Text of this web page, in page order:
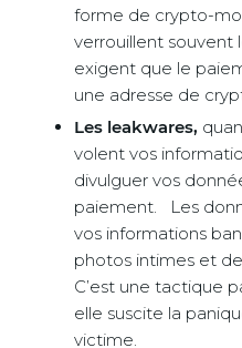
forme de crypto-
verrouillent souvent
exigent que le
une adresse de
Les leakwares,
volent vos
divulguer vos
paiement. Les
vos informations
photos intimes et
C’est une tactique
elle suscite la
victime.